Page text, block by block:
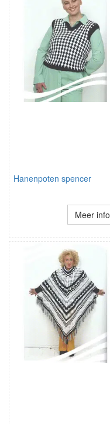
Hanenpoten spencer
Meer info